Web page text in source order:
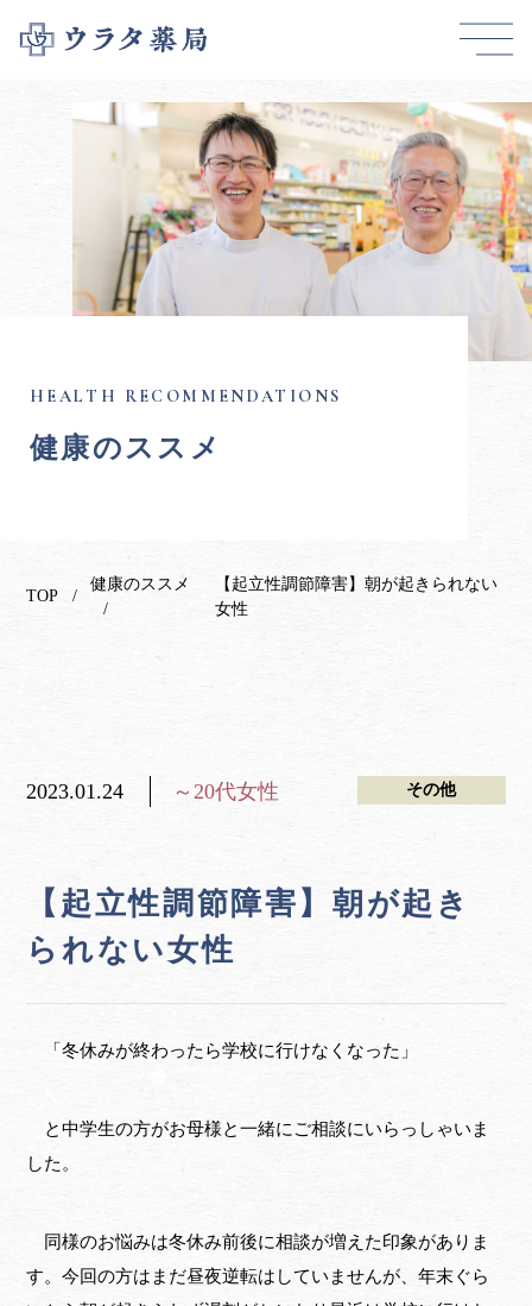
健康のススメ
TOP
健康のススメ
【起立性調節障害】朝が起きられない
女性
2023.01.24 ～20代女性 その他
【起立性調節障害】朝が起き
られない女性
「冬休みが終わったら学校に行けなくなった」
と中学生の方がお母様と一緒にご相談にいらっしゃいま
した。
同様のお悩みは冬休み前後に相談が増えた印象がありま
す。今回の方はまだ昼夜逆転はしていませんが、年末ぐら